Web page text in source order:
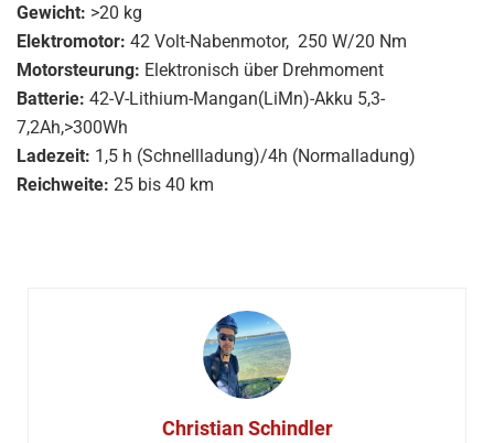
Gewicht: >20 kg
Elektromotor: 42 Volt-Nabenmotor, 250 W/20 Nm
Motorsteurung: Elektronisch über Drehmoment
Batterie: 42-V-Lithium-Mangan(LiMn)-Akku 5,3-
7,2Ah,>300Wh
Ladezeit: 1,5 h (Schnellladung)/4h (Normalladung)
Reichweite: 25 bis 40 km
Christian Schindler